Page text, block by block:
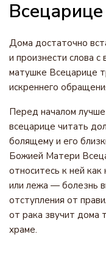
Дома достаточно
и произнести слова
матушке Всецарице
искреннего
Перед началом
всецарице читать
болящему и его
Божией Матери
относитесь к ней
или лежа — болезнь
отступления от
от рака звучит дома
храме.